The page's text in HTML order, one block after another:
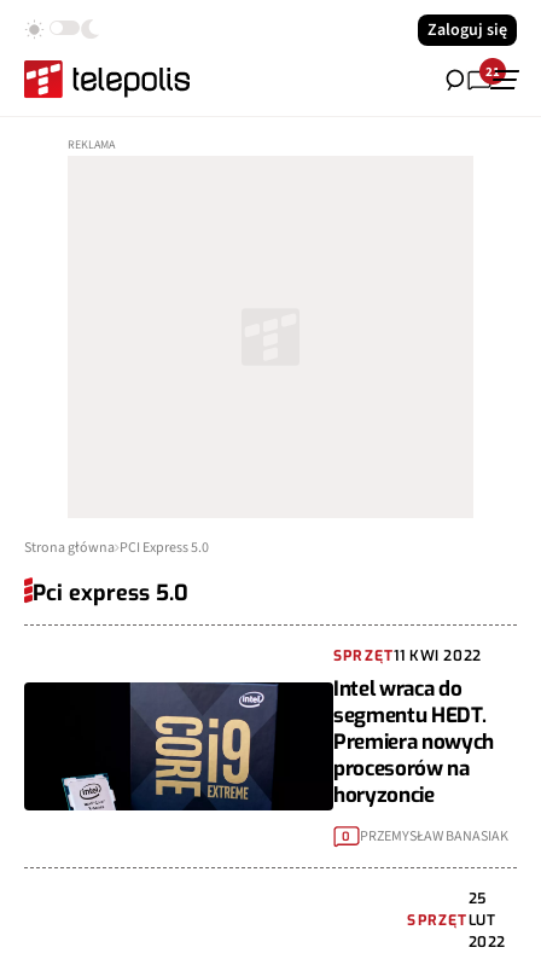
Zaloguj się
21
Strona główna PCI Express 5.0
Pci express 5.0
SPRZĘT11 KWI 2022
Intel wraca do
segmentu HEDT.
Premiera nowych
procesorów na
horyzoncie
0 PRZEMYSŁAW BANASIAK
SPRZĘT
25
LUT
2022